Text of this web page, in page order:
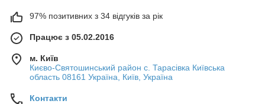
97% позитивних з 34 відгуків за рік
Працює з 05.02.2016
м. Київ
Києво-Святошинський район с. Тарасівка Київська
область 08161 Україна, Київ, Україна
Контакти